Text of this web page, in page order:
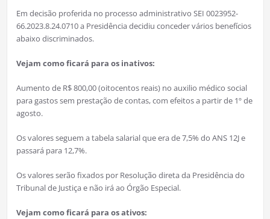
Em decisão proferida no processo administrativo SEI 0023952-
66.2023.8.24.0710 a Presidência decidiu conceder vários benefícios
abaixo discriminados.
Vejam como ficará para os inativos:
Aumento de R$ 800,00 (oitocentos reais) no auxilio médico social
para gastos sem prestação de contas, com efeitos a partir de 1º de
agosto.
Os valores seguem a tabela salarial que era de 7,5% do ANS 12J e
passará para 12,7%.
Os valores serão fixados por Resolução direta da Presidência do
Tribunal de Justiça e não irá ao Órgão Especial.
Vejam como ficará para os ativos: